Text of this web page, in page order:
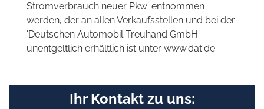
Stromverbrauch neuer Pkw' entnommen
werden, der an allen Verkaufsstellen und bei der
'Deutschen Automobil Treuhand GmbH'
unentgeltlich erhältlich ist unter www.dat.de.
Ihr Kontakt zu uns: